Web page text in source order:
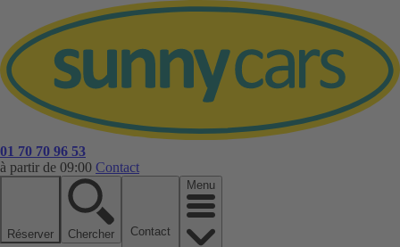
01 70 70 96 53
à partir de 09:00 Contact
Réserver Chercher
Menu